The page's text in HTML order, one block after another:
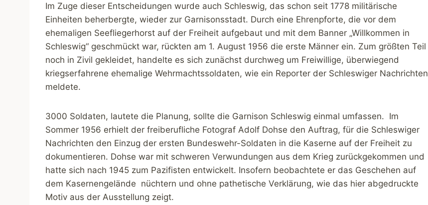
Im Zuge dieser Entscheidungen wurde auch Schleswig, das schon seit 1778 militärische
Einheiten beherbergte, wieder zur Garnisonsstadt. Durch eine Ehrenpforte, die vor dem
ehemaligen Seefliegerhorst auf der Freiheit aufgebaut und mit dem Banner „Willkommen in
Schleswig“ geschmückt war, rückten am 1. August 1956 die erste Männer ein. Zum größten Teil
noch in Zivil gekleidet, handelte es sich zunächst durchweg um Freiwillige, überwiegend
kriegserfahrene ehemalige Wehrmachtssoldaten, wie ein Reporter der Schleswiger Nachrichten
meldete.
3000 Soldaten, lautete die Planung, sollte die Garnison Schleswig einmal umfassen. Im
Sommer 1956 erhielt der freiberufliche Fotograf Adolf Dohse den Auftrag, für die Schleswiger
Nachrichten den Einzug der ersten Bundeswehr-Soldaten in die Kaserne auf der Freiheit zu
dokumentieren. Dohse war mit schweren Verwundungen aus dem Krieg zurückgekommen und
hatte sich nach 1945 zum Pazifisten entwickelt. Insofern beobachtete er das Geschehen auf
dem Kasernengelände nüchtern und ohne pathetische Verklärung, wie das hier abgedruckte
Motiv aus der Ausstellung zeigt.